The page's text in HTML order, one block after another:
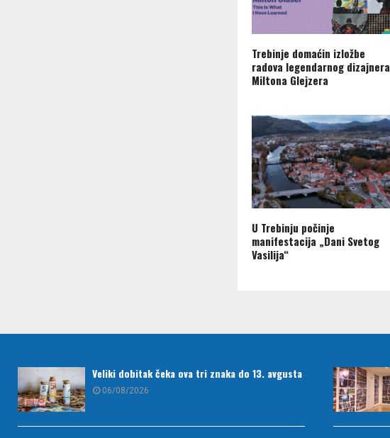
Trebinje domaćin izložbe
radova legendarnog dizajnera
Miltona Glejzera
U Trebinju počinje
manifestacija „Dani Svetog
Vasilija“
Veliki dobitak čeka ova tri znaka do 13. avgusta
06/08/2026